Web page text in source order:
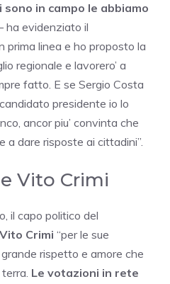
in campo le abbiamo
ha evidenziato il
prima linea e ho proposto la
regionale e lavorero’ a
fatto. E se Sergio Costa
presidente io lo
ancor piu’ convinta che
a dare risposte ai cittadini”.
Vito Crimi
il capo politico del
Vito Crimi “per le sue
rispetto e amore che
Le votazioni in rete